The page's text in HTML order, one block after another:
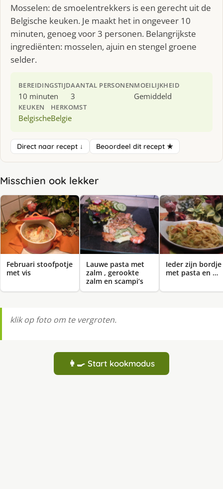
Mosselen: de smoelentrekkers is een gerecht uit de
Belgische keuken. Je maakt het in ongeveer 10
minuten, genoeg voor 3 personen. Belangrijkste
ingrediënten: mosselen, ajuin en stengel groene
selder.
BEREIDINGSTIJD
10 minuten
AANTAL PERSONEN
3
MOEILIJKHEID
Gemiddeld
KEUKEN
Belgische
HERKOMST
Belgie
Direct naar recept ↓ Beoordeel dit recept ★
Misschien ook lekker
Februari stoofpotje
met vis
Lauwe pasta met
zalm , gerookte
zalm en scampi’s
Ieder zijn bordje
met pasta en …
klik op foto om te vergroten.
👩‍🍳 Start kookmodus